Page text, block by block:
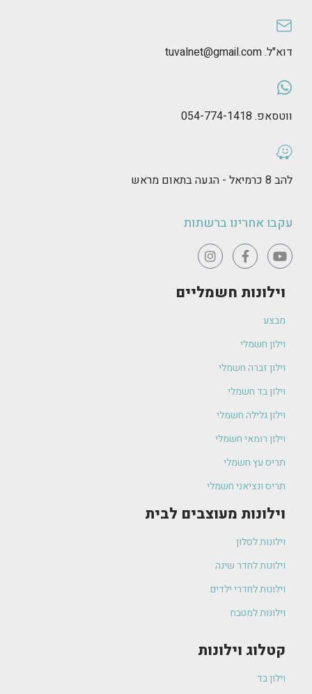
דוא"ל. tuvalnet@gmail.com
ווטסאפ. 054-774-1418
להב 8 כרמיאל - הגעה בתאום מראש
עקבו אחרינו ברשתות
וילונות חשמליים
מבצע
וילון חשמלי
וילון זברה חשמלי
וילון בד חשמלי
וילון גלילה חשמלי
וילון רומאי חשמלי
תריס עץ חשמלי
תריס ונציאני חשמלי
וילונות מעוצבים לבית
וילונות לסלון
וילונות לחדר שינה
וילונות לחדרי ילדים
וילונות למטבח
קטלוג וילונות
וילון בד